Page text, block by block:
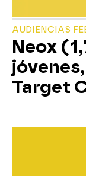
AUDIENCIAS
Neox
Target